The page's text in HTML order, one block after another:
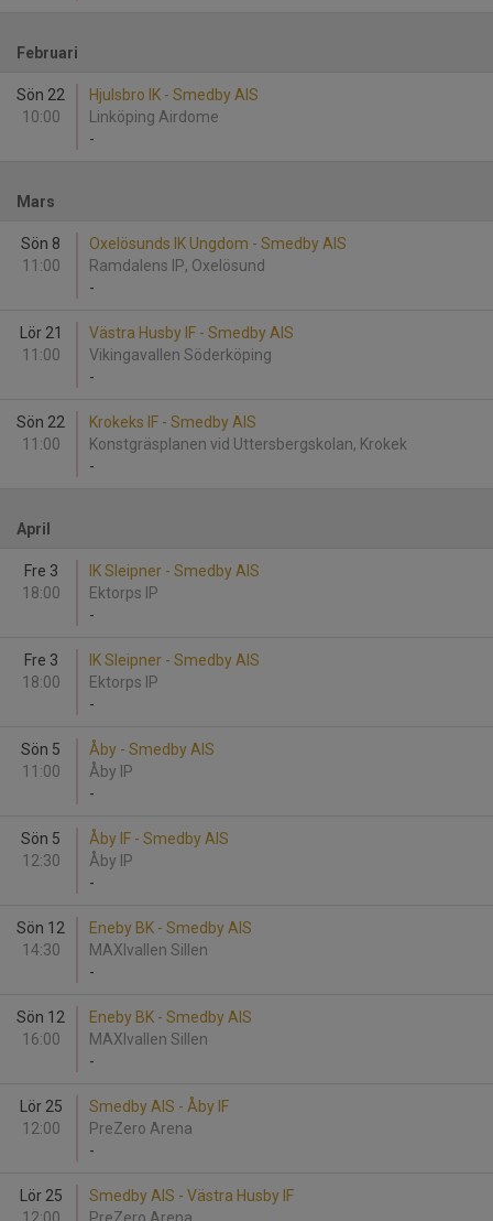
Februari
Sön 22
10:00
Hjulsbro IK - Smedby AIS
Linköping Airdome
-
Mars
Sön 8
11:00
Oxelösunds IK Ungdom - Smedby AIS
Ramdalens IP, Oxelösund
-
Lör 21
11:00
Västra Husby IF - Smedby AIS
Vikingavallen Söderköping
-
Sön 22
11:00
Krokeks IF - Smedby AIS
Konstgräsplanen vid Uttersbergskolan, Krokek
-
April
Fre 3
18:00
IK Sleipner - Smedby AIS
Ektorps IP
-
Fre 3
18:00
IK Sleipner - Smedby AIS
Ektorps IP
-
Sön 5
11:00
Åby - Smedby AIS
Åby IP
-
Sön 5
12:30
Åby IF - Smedby AIS
Åby IP
-
Sön 12
14:30
Eneby BK - Smedby AIS
MAXIvallen Sillen
-
Sön 12
16:00
Eneby BK - Smedby AIS
MAXIvallen Sillen
-
Lör 25
12:00
Smedby AIS - Åby IF
PreZero Arena
-
Lör 25
Smedby AIS - Västra Husby IF